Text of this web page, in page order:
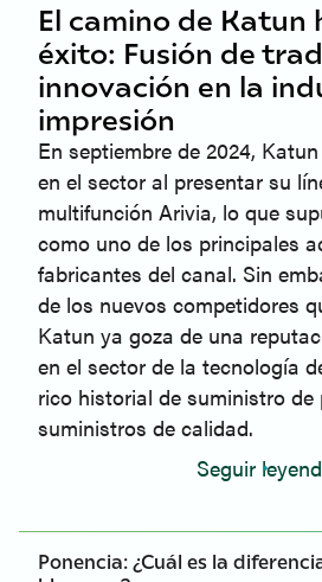
El camino de Katun
éxito: Fusión de
innovación en la
impresión
En septiembre de 2024,
en el sector al presentar su
multifunción Arivia, lo que
como uno de los principales
fabricantes del canal. Sin
de los nuevos competidores
Katun ya goza de una
en el sector de la tecnología
rico historial de suministro de
suministros de calidad.
Seguir
Ponencia: ¿Cuál es la